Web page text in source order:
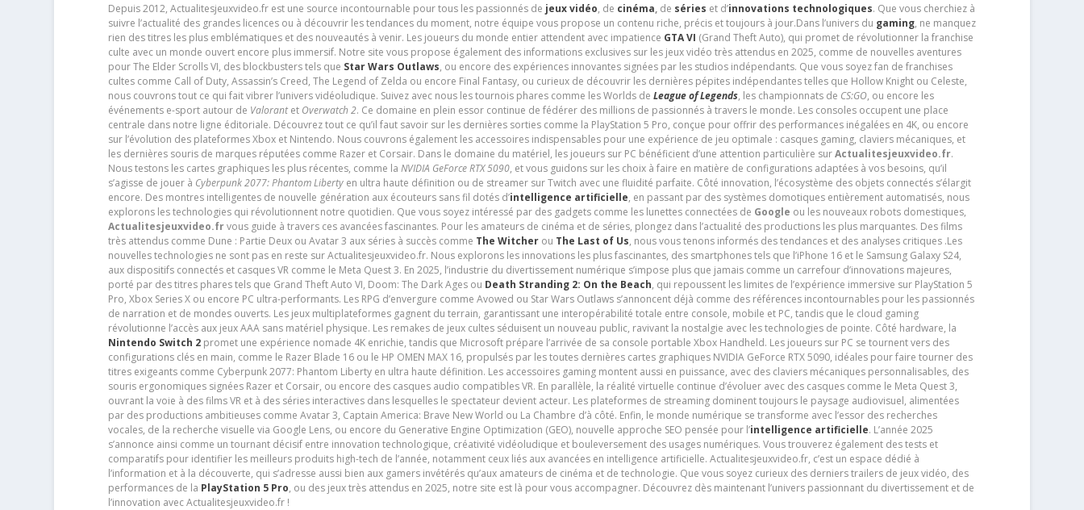
Depuis 2012, Actualitesjeuxvideo.fr est une source incontournable pour tous les passionnés de jeux vidéo, de cinéma,de séries et d’innovations technologiques. Que vous cherchiez à
suivre l’actualité des grandes licences ou à découvrir les tendances du moment, notre équipe vous propose un contenu riche, précis et toujours à jour.Dans l’univers du gaming, ne manquez
rien des titres les plus emblématiques et des nouveautés à venir. Les joueurs du monde entier attendent avec impatience GTA VI (Grand Theft Auto), qui promet de révolutionner la franchise
culte avec un monde ouvert encore plus immersif. Notre site vous propose également des informations exclusives sur les jeux vidéo très attendus en 2025, comme de nouvelles aventures
pour The Elder Scrolls VI, des blockbusters tels que Star Wars Outlaws, ou encore des expériences innovantes signées par les studios indépendants. Que vous soyez fan de franchises
cultes comme Call of Duty, Assassin’s Creed, The Legend of Zelda ou encore Final Fantasy, ou curieux de découvrir les dernières pépites indépendantes telles que Hollow Knight ou Celeste,
nous couvrons tout ce qui fait vibrer l’univers vidéoludique. Suivez avec nous les tournois phares comme les Worlds de League of Legends, les championnats de CS:GO, ou encore les
événements e-sport autour de Valorantet Overwatch 2. Ce domaine en plein essor continue de fédérer des millions de passionnés à travers le monde. Les consoles occupent une place
centrale dans notre ligne éditoriale. Découvrez tout ce qu’il faut savoir sur les dernières sorties comme la PlayStation 5 Pro, conçue pour offrir des performances inégalées en 4K, ou encore
sur l’évolution des plateformes Xbox et Nintendo. Nous couvrons également les accessoires indispensables pour une expérience de jeu optimale : casques gaming, claviers mécaniques, et
les dernières souris de marques réputées comme Razer et Corsair. Dans le domaine du matériel, les joueurs sur PC bénéficient d’une attention particulière surActualitesjeuxvideo.fr.
Nous testons les cartes graphiques les plus récentes, comme la NVIDIA GeForce RTX 5090, et vous guidons sur les choix à faire en matière de configurations adaptées à vos besoins, qu’il
s’agisse de jouer à Cyberpunk 2077: Phantom Libertyen ultra haute définition ou de streamer sur Twitch avec une fluidité parfaite. Côté innovation, l’écosystème des objets connectés s’élargit
encore. Des montres intelligentes de nouvelle génération aux écouteurs sans fil dotés d’intelligence artificielle, en passant par des systèmes domotiques entièrement automatisés, nous
explorons les technologies qui révolutionnent notre quotidien. Que vous soyez intéressé par des gadgets comme les lunettes connectées de Google ou les nouveaux robots domestiques,
Actualitesjeuxvideo.frvous guide à travers ces avancées fascinantes. Pour les amateurs de cinéma et de séries, plongez dans l’actualité des productions les plus marquantes. Des films
très attendus comme Dune : Partie Deux ou Avatar 3 aux séries à succès comme The Witcherou The Last of Us, nous vous tenons informés des tendances et des analyses critiques .Les
nouvelles technologies ne sont pas en reste sur Actualitesjeuxvideo.fr. Nous explorons les innovations les plus fascinantes, des smartphones tels que l’iPhone 16 et le Samsung Galaxy S24,
aux dispositifs connectés et casques VR comme le Meta Quest 3. En 2025, l’industrie du divertissement numérique s’impose plus que jamais comme un carrefour d’innovations majeures,
porté par des titres phares tels que Grand Theft Auto VI, Doom: The Dark Ages ou Death Stranding 2: On the Beach, qui repoussent les limites de l’expérience immersive sur PlayStation 5
Pro, Xbox Series X ou encore PC ultra-performants. Les RPG d’envergure comme Avowed ou Star Wars Outlaws s’annoncent déjà comme des références incontournables pour les passionnés
de narration et de mondes ouverts. Les jeux multiplateformes gagnent du terrain, garantissant une interopérabilité totale entre console, mobile et PC, tandis que le cloud gaming
révolutionne l’accès aux jeux AAA sans matériel physique. Les remakes de jeux cultes séduisent un nouveau public, ravivant la nostalgie avec les technologies de pointe. Côté hardware, la
Nintendo Switch 2promet une expérience nomade 4K enrichie, tandis que Microsoft prépare l’arrivée de sa console portable Xbox Handheld. Les joueurs sur PC se tournent vers des
configurations clés en main, comme le Razer Blade 16 ou le HP OMEN MAX 16, propulsés par les toutes dernières cartes graphiques NVIDIA GeForce RTX 5090, idéales pour faire tourner des
titres exigeants comme Cyberpunk 2077: Phantom Liberty en ultra haute définition. Les accessoires gaming montent aussi en puissance, avec des claviers mécaniques personnalisables, des
souris ergonomiques signées Razer et Corsair, ou encore des casques audio compatibles VR. En parallèle, la réalité virtuelle continue d’évoluer avec des casques comme le Meta Quest 3,
ouvrant la voie à des films VR et à des séries interactives dans lesquelles le spectateur devient acteur. Les plateformes de streaming dominent toujours le paysage audiovisuel, alimentées
par des productions ambitieuses comme Avatar 3, Captain America: Brave New World ou La Chambre d’à côté. Enfin, le monde numérique se transforme avec l’essor des recherches
vocales, de la recherche visuelle via Google Lens, ou encore du Generative Engine Optimization (GEO), nouvelle approche SEO pensée pour l’intelligence artificielle. L’année 2025
s’annonce ainsi comme un tournant décisif entre innovation technologique, créativité vidéoludique et bouleversement des usages numériques. Vous trouverez également des tests et
comparatifs pour identifier les meilleurs produits high-tech de l’année, notamment ceux liés aux avancées en intelligence artificielle. Actualitesjeuxvideo.fr, c’est un espace dédié à
l’information et à la découverte, qui s’adresse aussi bien aux gamers invétérés qu’aux amateurs de cinéma et de technologie. Que vous soyez curieux des derniers trailers de jeux vidéo, des
performances de la PlayStation 5 Pro, ou des jeux très attendus en 2025, notre site est là pour vous accompagner. Découvrez dès maintenant l’univers passionnant du divertissement et de
l’innovation avec Actualitesjeuxvideo.fr !